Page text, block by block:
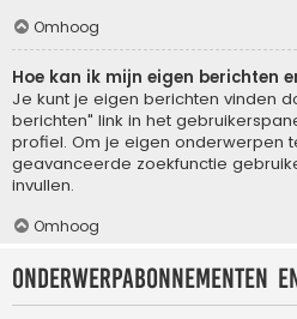
Omhoog
Hoe kan ik mijn eigen berichten
Je kunt je eigen berichten vinden
berichten" link in het
profiel. Om je eigen onderwerpen
geavanceerde zoekfunctie
invullen.
Omhoog
Onderwerpabonnementen